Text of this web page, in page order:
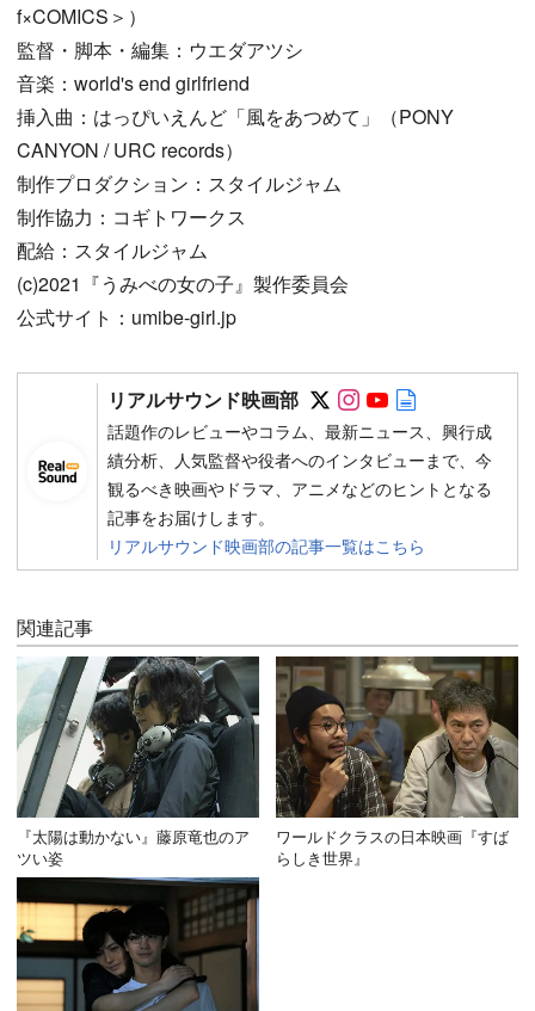
f×COMICS＞）
監督・脚本・編集：ウエダアツシ
音楽：world's end girlfriend
挿入曲：はっぴいえんど「風をあつめて」（PONY
CANYON / URC records）
制作プロダクション：スタイルジャム
制作協力：コギトワークス
配給：スタイルジャム
(c)2021『うみべの女の子』製作委員会
公式サイト：umibe-girl.jp
リアルサウンド映画部 Follow on SNS
Follow on SNS
Follow on
話題作のレビューやコラム、最新ニュース、興行成
績分析、人気監督や役者へのインタビューまで、今
観るべき映画やドラマ、アニメなどのヒントとなる
記事をお届けします。
リアルサウンド映画部の記事一覧はこちら
関連記事
『太陽は動かない』藤原竜也のア
ツい姿
ワールドクラスの日本映画『すば
らしき世界』